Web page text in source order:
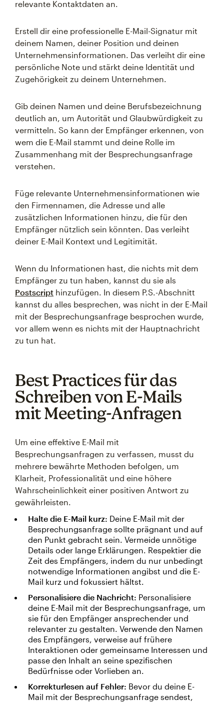
relevante Kontaktdaten an.
Erstell dir eine professionelle E-Mail-Signatur mit
deinem Namen, deiner Position und deinen
Unternehmensinformationen. Das verleiht dir eine
persönliche Note und stärkt deine Identität und
Zugehörigkeit zu deinem Unternehmen.
Gib deinen Namen und deine Berufsbezeichnung
deutlich an, um Autorität und Glaubwürdigkeit zu
vermitteln. So kann der Empfänger erkennen, von
wem die E-Mail stammt und deine Rolle im
Zusammenhang mit der Besprechungsanfrage
verstehen.
Füge relevante Unternehmensinformationen wie
den Firmennamen, die Adresse und alle
zusätzlichen Informationen hinzu, die für den
Empfänger nützlich sein könnten. Das verleiht
deiner E-Mail Kontext und Legitimität.
Wenn du Informationen hast, die nichts mit dem
Empfänger zu tun haben, kannst du sie als
Postscript hinzufügen. In diesem P.S.-Abschnitt
kannst du alles besprechen, was nicht in der E-Mail
mit der Besprechungsanfrage besprochen wurde,
vor allem wenn es nichts mit der Hauptnachricht
zu tun hat.
Best Practices für das
Schreiben von E-Mails
mit Meeting-Anfragen
Um eine effektive E-Mail mit
Besprechungsanfragen zu verfassen, musst du
mehrere bewährte Methoden befolgen, um
Klarheit, Professionalität und eine höhere
Wahrscheinlichkeit einer positiven Antwort zu
gewährleisten.
Halte die E-Mail kurz: Deine E-Mail mit der
Besprechungsanfrage sollte prägnant und auf
den Punkt gebracht sein. Vermeide unnötige
Details oder lange Erklärungen. Respektier die
Zeit des Empfängers, indem du nur unbedingt
notwendige Informationen angibst und die E-
Mail kurz und fokussiert hältst.
Personalisiere die Nachricht: Personalisiere
deine E-Mail mit der Besprechungsanfrage, um
sie für den Empfänger ansprechender und
relevanter zu gestalten. Verwende den Namen
des Empfängers, verweise auf frühere
Interaktionen oder gemeinsame Interessen und
passe den Inhalt an seine spezifischen
Bedürfnisse oder Vorlieben an.
Korrekturlesen auf Fehler: Bevor du deine E-
Mail mit der Besprechungsanfrage sendest,